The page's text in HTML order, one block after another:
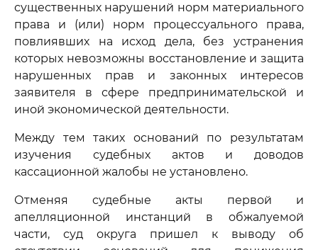
существенных нарушений норм материального
права и (или) норм процессуального права,
повлиявших на исход дела, без устранения
которых невозможны восстановление и защита
нарушенных прав и законных интересов
заявителя в сфере предпринимательской и
иной экономической деятельности.
Между тем таких оснований по результатам
изучения судебных актов и доводов
кассационной жалобы не установлено.
Отменяя судебные акты первой и
апелляционной инстанций в обжалуемой
части, суд округа пришел к выводу об